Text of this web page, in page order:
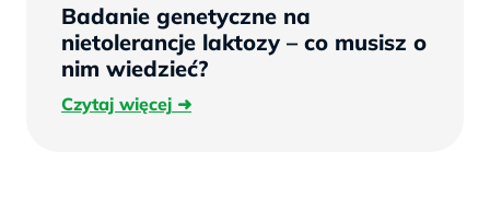
Badanie genetyczne na
nietolerancje laktozy – co musisz o
nim wiedzieć?
Czytaj więcejCzytaj